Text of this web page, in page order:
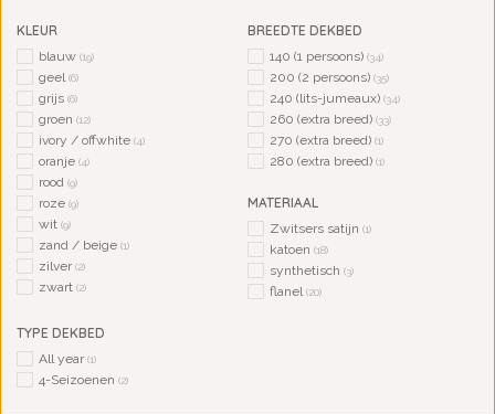
KLEUR
blauw (19)
geel(6)
grijs (6)
groen (12)
ivory / offwhite (4)
oranje (4)
rood (9)
roze (9)
wit (9)
zand / beige (1)
zilver(2)
zwart (2)
BREEDTE DEKBED
140 (1 persoons) (34)
200 (2 persoons) (35)
240 (lits-jumeaux) (34)
260 (extra breed) (33)
270 (extra breed) (1)
280 (extra breed) (1)
MATERIAAL
Zwitsers satijn (1)
katoen (18)
synthetisch (3)
flanel(20)
TYPE DEKBED
All year(1)
4-Seizoenen (2)